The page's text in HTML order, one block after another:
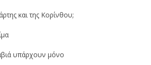
και της Κορίνθου;
υπάρχουν μόνο